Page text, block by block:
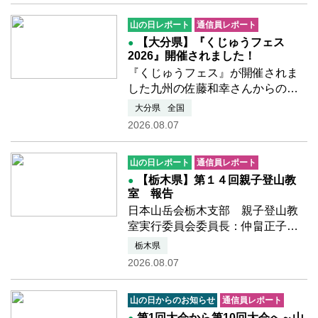
います。 毎日勉強に励んで…つづ
きを読む
山の日レポート 通信員レポート
【大分県】『くじゅうフェス
2026』開催されました！
『くじゅうフェス』が開催されま
した九州の佐藤和幸さんからのレ
ポートです。今年も、大分県九重
町の長者原園地において『くじゅ
ングや鳥の巣箱造りなどの体…つ
づきを読む
大分県 全国
2026.08.07
山の日レポート 通信員レポート
【栃木県】第１４回親子登山教
室 報告
日本山岳会栃木支部 親子登山教
室実行委員会委員長：仲畠正子さ
んからのレポートです令和8年度日
本山岳会栃木支部公益事業(山の日
室 （栃木県山岳・
栃木県
2026.08.07
山の日からのお知らせ 通信員レポート